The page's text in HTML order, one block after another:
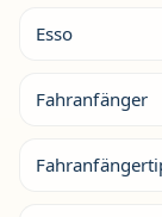
Esso
Fahranfänger